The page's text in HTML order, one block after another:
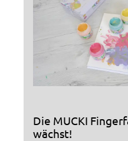
Die MUCKI
wächst!